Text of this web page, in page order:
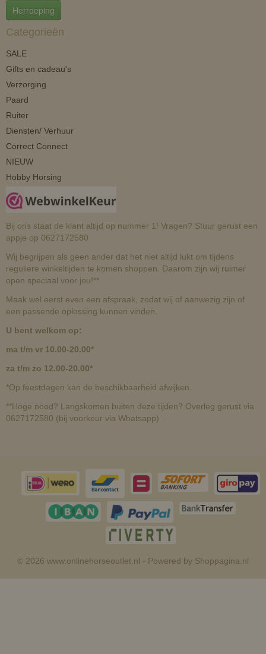
Herroeping
Categorieën
SALE
Gifts en cadeau's
Verzorging
Paard
Ruiter
Diensten/ Verhuur
Correct Connect
NIEUW
Hobby Horsing
Bij ons staat de klant altijd op nummer 1! Vragen? Stuur gerust een
appje op 0627172580
Wij begrijpen als geen ander dat het niet altijd lukt om tijdens
reguliere winkeltijden te komen shoppen. Daarom zijn wij ruimer
open speciaal voor jou!**
Maak wel eerst even een afspraak, zodat wij of aanwezig zijn of
een passende oplossing kunnen vinden.
U bent welkom op:
ma t/m vr 10.00-20.00*
za t/m zo 12.00-20.00*
*Op feestdagen kan de beschikbaarheid afwijken.
**Hoge nood? Langskomen buiten deze tijden? Overleg gerust via
0627172580 (bij voorkeur via Whatsapp)
© 2026 www.onlinehorseoutlet.nl - Powered by Shoppagina.nl